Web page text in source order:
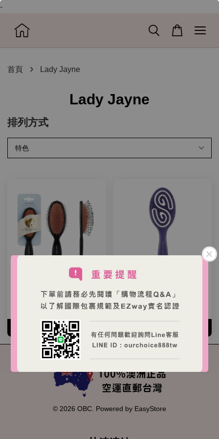
-
首頁 › Lady Jayne
Lady Jayne
排列方式
NT$ 260 TWD起
加入購物車
躁順髮梳
從NT$ 199 TWD
© 2026 OBC. Powered by EasyStore